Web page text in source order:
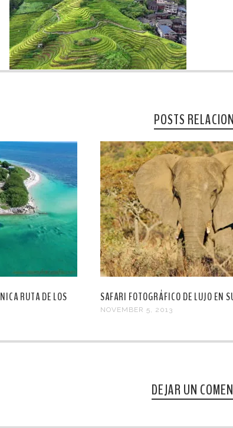
POSTS
RUTA DE LOS
SAFARI FOTOGRÁFICO DE LUJO EN
NOVEMBER 5, 2013
DEJAR UN